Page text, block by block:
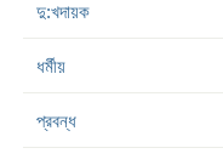
দু:খদায়ক
ধর্মীয়
প্রবন্ধ